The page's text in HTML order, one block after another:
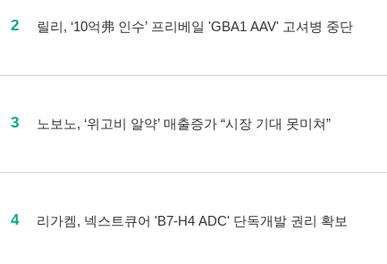
2 릴리, ‘10억弗 인수’ 프리베일 'GBA1 AAV' 고셔병 중단
3 노보노, ‘위고비 알약’ 매출증가 “시장 기대 못미쳐”
4 리가켐, 넥스트큐어 'B7-H4 ADC' 단독개발 권리 확보